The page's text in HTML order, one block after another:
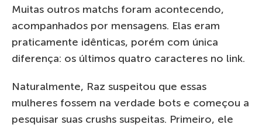
Muitas outros matchs foram acontecendo,
acompanhados por mensagens. Elas eram
praticamente idênticas, porém com única
diferença: os últimos quatro caracteres no link.
Naturalmente, Raz suspeitou que essas
mulheres fossem na verdade bots e começou a
pesquisar suas crushs suspeitas. Primeiro, ele